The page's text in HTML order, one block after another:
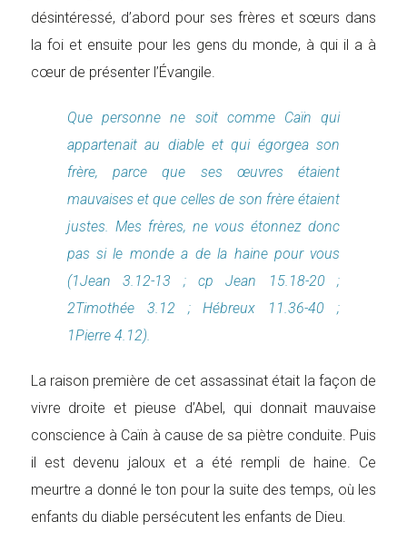
désintéressé, d’abord pour ses frères et sœurs dans
la foi et ensuite pour les gens du monde, à qui il a à
cœur de présenter l’Évangile.
Que personne ne soit comme Caïn qui
appartenait au diable et qui égorgea son
frère, parce que ses œuvres étaient
mauvaises et que celles de son frère étaient
justes. Mes frères, ne vous étonnez donc
pas si le monde a de la haine pour vous
(1Jean 3.12-13 ; cp Jean 15.18-20 ;
2Timothée 3.12 ; Hébreux 11.36-40 ;
1Pierre 4.12).
La raison première de cet assassinat était la façon de
vivre droite et pieuse d’Abel, qui donnait mauvaise
conscience à Caïn à cause de sa piètre conduite. Puis
il est devenu jaloux et a été rempli de haine. Ce
meurtre a donné le ton pour la suite des temps, où les
enfants du diable persécutent les enfants de Dieu.